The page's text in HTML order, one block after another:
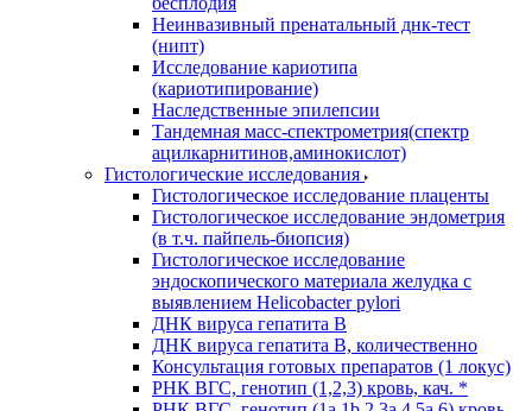
Неинвазивный пренатальный днк-тест
(нипт)
Исследование кариотипа
(кариотипирование)
Наследственные эпилепсии
Тандемная масс-спектрометрия(спектр
ацилкарнитинов,аминокислот)
Гистологические исследования
Гистологическое исследование плаценты
Гистологическое исследование эндометрия
(в т.ч. пайпель-биопсия)
Гистологическое исследование
эндоскопического материала желудка с
выявлением Helicobacter pylori
ДНК вируса гепатита B
ДНК вируса гепатита B, количественно
Консультация готовых препаратов (1 локус)
РНК ВГC, генотип (1,2,3) кровь, кач. *